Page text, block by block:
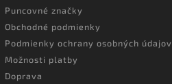
Puncovné značky
Obchodné podmienky
Podmienky ochrany osobných údajov
Možnosti platby
Doprava